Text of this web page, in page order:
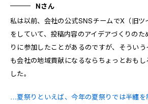
Nさん
私は以前、会社の公式SNSチームでX（旧ツ
をしていて、投稿内容のアイデアづくりの
りに参加したことがあるのですが、そうい
も会社の地域貢献になるならちょっとおも
した。
…夏祭りといえば、今年の夏祭りでは半纏を